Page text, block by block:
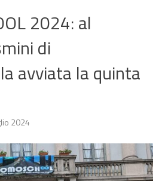
2024: al
di
avviata la quinta
2024